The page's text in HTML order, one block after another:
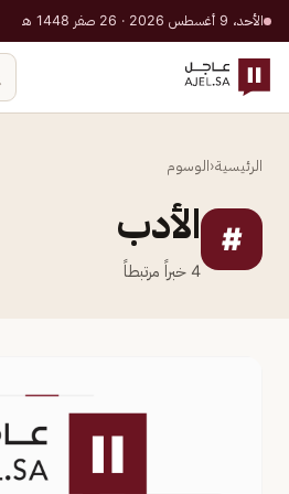
الأحد، 9 أغسطس 2026 · 26 صفر 1448 هـ
الرئيسية‹الوسوم
# الأدب
4 خبراً مرتبطاً